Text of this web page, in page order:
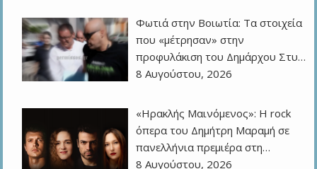
Φωτιά στην Βοιωτία: Τα στοιχεία
που «μέτρησαν» στην
προφυλάκιση του Δημάρχου Στυ…
8 Αυγούστου, 2026
«Ηρακλής Μαινόμενος»: H rock
όπερα του Δημήτρη Μαραμή σε
πανελλήνια πρεμιέρα στη…
8 Αυγούστου, 2026